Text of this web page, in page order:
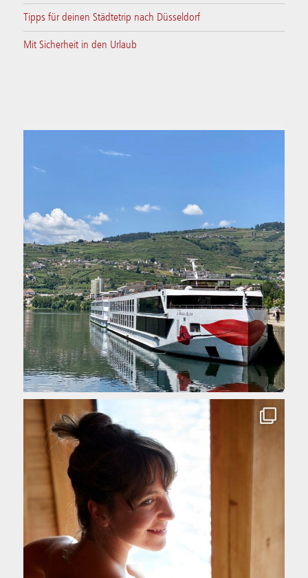
Tipps für deinen Städtetrip nach Düsseldorf
Mit Sicherheit in den Urlaub